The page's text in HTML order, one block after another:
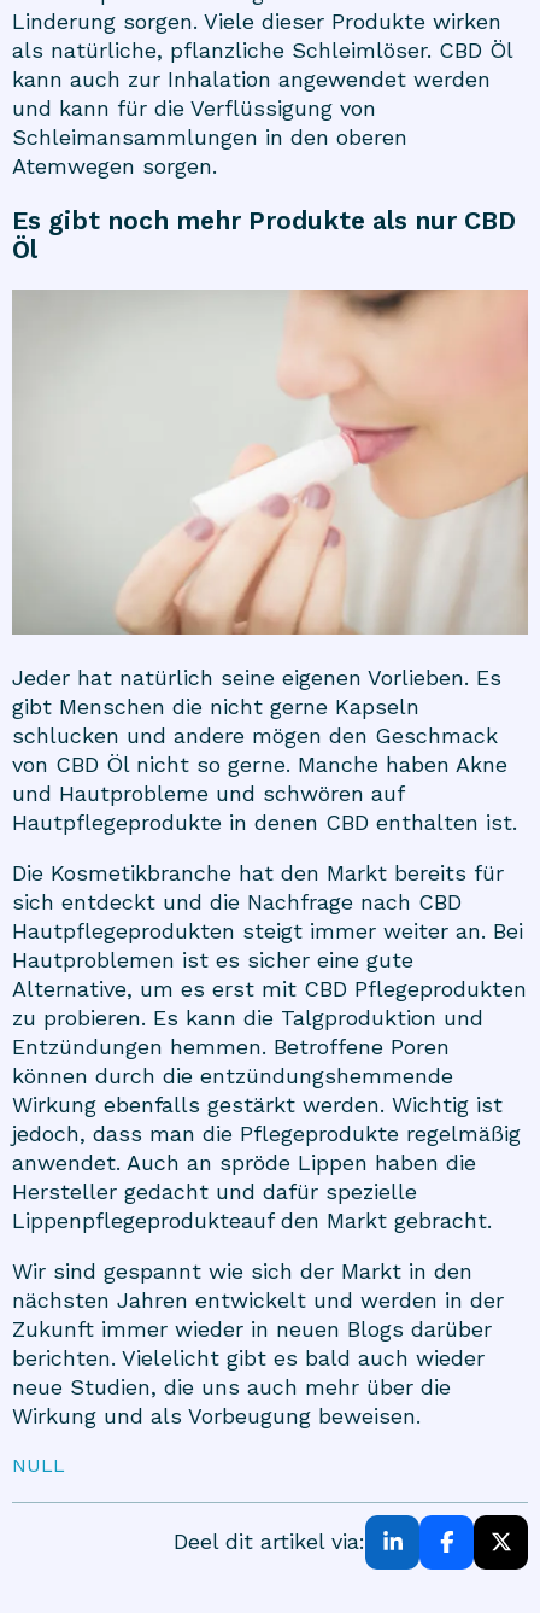
Linderung sorgen. Viele dieser Produkte wirken
als natürliche, pflanzliche Schleimlöser. CBD Öl
kann auch zur Inhalation angewendet werden
und kann für die Verflüssigung von
Schleimansammlungen in den oberen
Atemwegen sorgen.
Es gibt noch mehr Produkte als nur CBD
Öl
Jeder hat natürlich seine eigenen Vorlieben. Es
gibt Menschen die nicht gerne Kapseln
schlucken und andere mögen den Geschmack
von CBD Öl nicht so gerne. Manche haben Akne
und Hautprobleme und schwören auf
Hautpflegeprodukte in denen CBD enthalten ist.
Die Kosmetikbranche hat den Markt bereits für
sich entdeckt und die Nachfrage nach CBD
Hautpflegeprodukten steigt immer weiter an. Bei
Hautproblemen ist es sicher eine gute
Alternative, um es erst mit CBD Pflegeprodukten
zu probieren. Es kann die Talgproduktion und
Entzündungen hemmen. Betroffene Poren
können durch die entzündungshemmende
Wirkung ebenfalls gestärkt werden. Wichtig ist
jedoch, dass man die Pflegeprodukte regelmäßig
anwendet. Auch an spröde Lippen haben die
Hersteller gedacht und dafür spezielle
Lippenpflegeprodukteauf den Markt gebracht.
Wir sind gespannt wie sich der Markt in den
nächsten Jahren entwickelt und werden in der
Zukunft immer wieder in neuen Blogs darüber
berichten. Vielelicht gibt es bald auch wieder
neue Studien, die uns auch mehr über die
Wirkung und als Vorbeugung beweisen.
NULL
Deel dit artikel via: